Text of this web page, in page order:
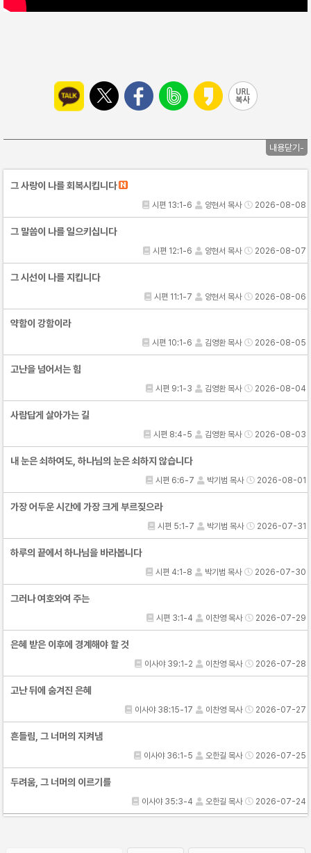
내용닫기-
그 사랑이 나를 회복시킵니다
시편 13:1-6 양현서 목사 2026-08-08
그 말씀이 나를 일으키십니다
시편 12:1-6 양현서 목사 2026-08-07
그 시선이 나를 지킵니다
시편 11:1-7 양현서 목사 2026-08-06
약함이 강함이라
시편 10:1-6 김영환 목사 2026-08-05
고난을 넘어서는 힘
시편 9:1-3 김영환 목사 2026-08-04
사람답게 살아가는 길
시편 8:4-5 김영환 목사 2026-08-03
내 눈은 쇠하여도, 하나님의 눈은 쇠하지 않습니다
시편 6:6-7 박기범 목사 2026-08-01
가장 어두운 시간에 가장 크게 부르짖으라
시편 5:1-7 박기범 목사 2026-07-31
하루의 끝에서 하나님을 바라봅니다
시편 4:1-8 박기범 목사 2026-07-30
그러나 여호와여 주는
시편 3:1-4 이찬영 목사 2026-07-29
은혜 받은 이후에 경계해야 할 것
이사야 39:1-2 이찬영 목사 2026-07-28
고난 뒤에 숨겨진 은혜
이사야 38:15-17 이찬영 목사 2026-07-27
흔들림, 그 너머의 지켜냄
이사야 36:1-5 오한길 목사 2026-07-25
두려움, 그 너머의 이르기를
이사야 35:3-4 오한길 목사 2026-07-24